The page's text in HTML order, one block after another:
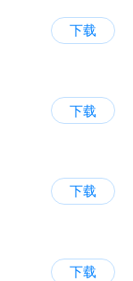
下载
下载
下载
下载